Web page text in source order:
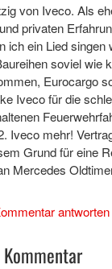
von Iveco. Als
privaten
ich ein Lied singen
soviel wie
Eurocargo
Iveco für die
Iveco mehr!
Grund für eine
Mercedes
antworten